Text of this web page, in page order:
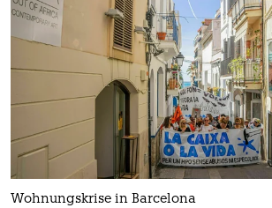
Wohnungskrise in Barcelona